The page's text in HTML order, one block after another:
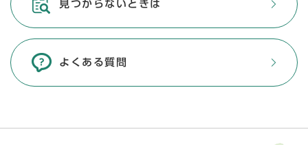
見つからないときは
よくある質問